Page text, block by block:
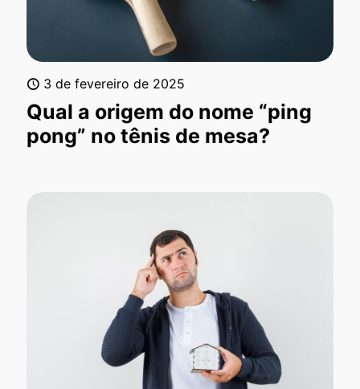
3 de fevereiro de 2025
Qual a origem do nome “ping
pong” no tênis de mesa?